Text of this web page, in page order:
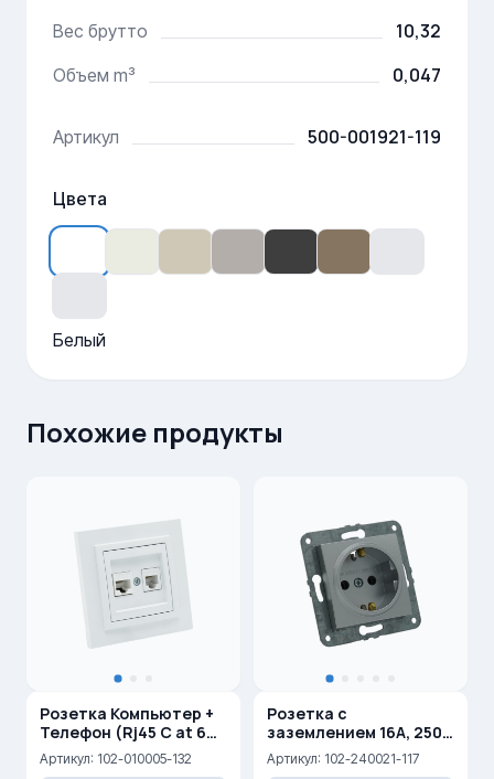
Вес брутто 10,32
Объем m³ 0,047
Артикул 500-001921-119
Цвета
Белый
Похожие продукты
Розетка Компьютер +
Телефон (Rj45 C at 6
+Rj45 Cat 3 )
Артикул: 102-010005-132
Розетка с
заземлением 16A, 250
V
Артикул: 102-240021-117